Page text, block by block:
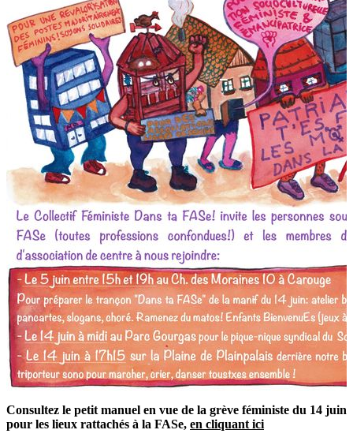
Consultez le petit manuel en vue de la grève féministe du 14 juin
pour les lieux rattachés à la FASe, en cliquant ici